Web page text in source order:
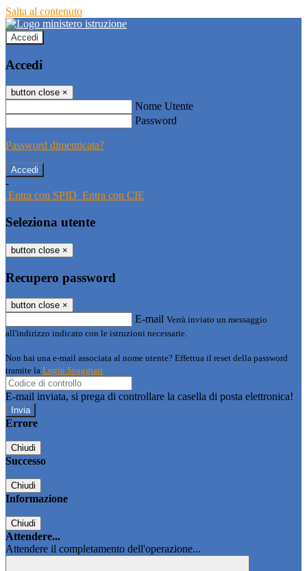
Salta al contenuto
Accedi
Accedi
button close ×
Nome Utente
Password
Password dimenticata?
-
Entra con SPID Entra con CIE
Seleziona utente
button close ×
Recupero password
button close ×
E-mail Verrà inviato un messaggio
all'indirizzo indicato con le istruzioni necessarie.
Non hai una e-mail associata al nome utente? Effettua il reset della password
tramite la Login Spaggiari
E-mail inviata, si prega di controllare la casella di posta elettronica!
Errore
Chiudi
Successo
Chiudi
Informazione
Chiudi
Attendere...
Attendere il completamento dell'operazione...